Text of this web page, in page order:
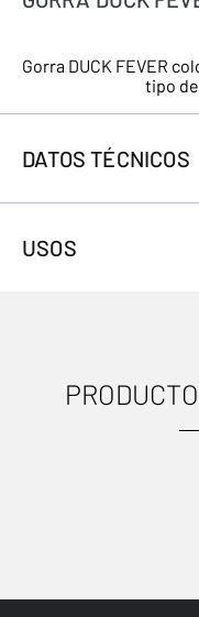
Gorra DUCK FEVER
tipo
DATOS TÉCNICOS
30861757
USOS